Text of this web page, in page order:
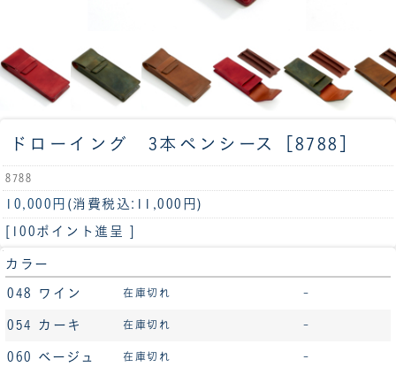
ドローイング 3本ペンシース［8788］
8788
10,000円 (消費税込:11,000円)
[100ポイント進呈 ]
カラー
048 ワイン 在庫切れ -
054 カーキ 在庫切れ -
060 ベージュ 在庫切れ -